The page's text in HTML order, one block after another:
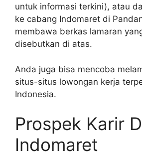
untuk informasi terkini), atau
ke cabang Indomaret di
membawa berkas lamaran
disebutkan di atas.
Anda juga bisa mencoba
situs-situs lowongan kerja
Indonesia.
Prospek Karir
Indomaret